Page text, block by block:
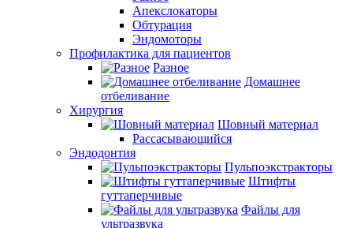
Апекслокаторы
Обтурация
Эндомоторы
Профилактика для пациентов
Разное
Домашнее
отбеливание
Хирургия
Шовный материал
Рассасывающийся
Эндодонтия
Пульпоэкстракторы
Штифты
гуттаперчивые
Файлы для
ультразвука